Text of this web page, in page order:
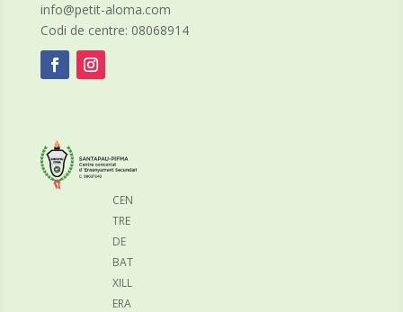
info@petit-aloma.com
Codi de centre: 08068914
CEN
TRE
DE
BAT
XILL
ERA